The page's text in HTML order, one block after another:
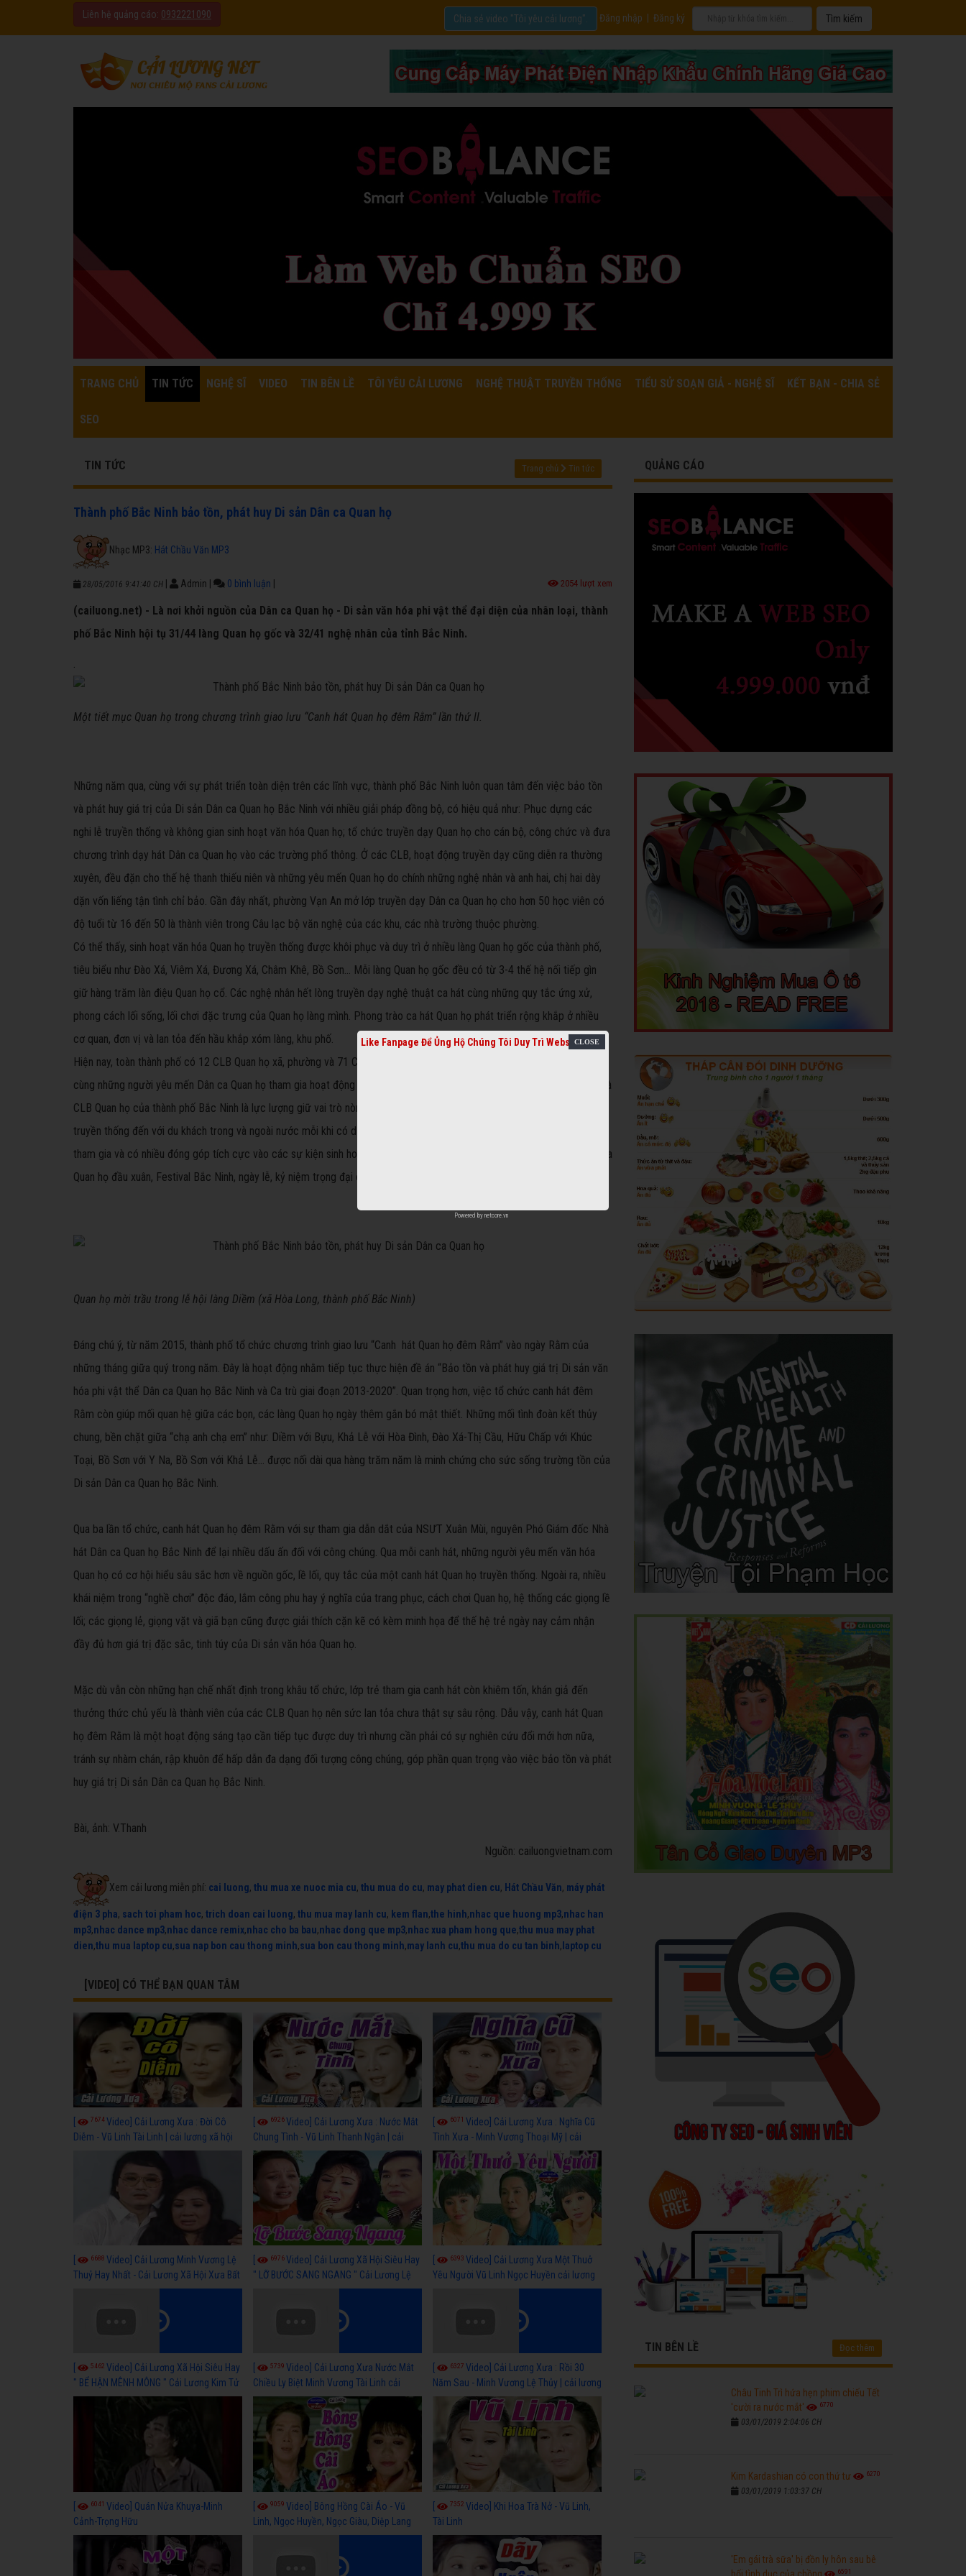
Liên hệ quảng cáo: 0932221090 Đăng nhập Đăng ký
Chia sẻ video "Tôi yêu cải lương".
TRANG CHỦ TIN TỨC NGHỆ SĨ VIDEO TIN BÊN LỀ TÔI YÊU CẢI LƯƠNG NGHỆ THUẬT TRUYỀN THỐNG TIỂU SỬ SOẠN GIẢ - NGHỆ SĨ KẾT BẠN - CHIA SẺ
SEO
TIN TỨC Trang chủ Tin tức
Thành phố Bắc Ninh bảo tồn, phát huy Di sản Dân ca Quan họ
Nhạc MP3: Hát Chầu Văn MP3
28/05/2016 9:41:40 CH Admin 0 bình luận 2054 lượt xem
(cailuong.net) - Là nơi khởi nguồn của Dân ca Quan họ - Di sản văn hóa phi vật thể đại diện của nhân loại, thành
phố Bắc Ninh hội tụ 31/44 làng Quan họ gốc và 32/41 nghệ nhân của tỉnh Bắc Ninh.
.
Một tiết mục Quan họ trong chương trình giao lưu “Canh hát Quan họ đêm Rằm” lần thứ II.
Những năm qua, cùng với sự phát triển toàn diện trên các lĩnh vực, thành phố Bắc Ninh luôn quan tâm đến việc bảo tồn
và phát huy giá trị của Di sản Dân ca Quan họ Bắc Ninh với nhiều giải pháp đồng bộ, có hiệu quả như: Phục dựng các
nghi lễ truyền thống và không gian sinh hoạt văn hóa Quan họ; tổ chức truyền dạy Quan họ cho cán bộ, công chức và đưa
chương trình dạy hát Dân ca Quan họ vào các trường phổ thông. Ở các CLB, hoạt động truyền dạy cũng diễn ra thường
xuyên, đều đặn cho thế hệ thanh thiếu niên và những yêu mến Quan họ do chính những nghệ nhân và anh hai, chị hai dày
dặn vốn liếng tận tình chỉ bảo. Gần đây nhất, phường Vạn An mở lớp truyền dạy Dân ca Quan họ cho hơn 50 học viên có
độ tuổi từ 16 đến 50 là thành viên trong Câu lạc bộ văn nghệ của các khu, các nhà trường thuộc phường.
Có thể thấy, sinh hoạt văn hóa Quan họ truyền thống được khôi phục và duy trì ở nhiều làng Quan họ gốc của thành phố,
tiêu biểu như Đào Xá, Viêm Xá, Đương Xá, Châm Khê, Bồ Sơn… Mỗi làng Quan họ gốc đều có từ 3-4 thế hệ nối tiếp gìn
giữ hàng trăm làn điệu Quan họ cổ. Các nghệ nhân hết lòng truyền dạy nghệ thuật ca hát cùng những quy tắc ứng xử,
phong cách lối sống, lối chơi đặc trưng của Quan họ làng mình. Phong trào ca hát Quan họ phát triển rộng khắp ở nhiều
cơ quan, đơn vị và lan tỏa đến hầu khắp xóm làng, khu phố.
Hiện nay, toàn thành phố có 12 CLB Quan họ xã, phường và 71 CLB Quan họ thôn, khu phố với gần 2.000 liền anh, liền chị
cùng những người yêu mến Dân ca Quan họ tham gia hoạt động thường xuyên. Chính những nghệ nhân, tổ đội văn nghệ và
CLB Quan họ của thành phố Bắc Ninh là lực lượng giữ vai trò nòng cốt trong việc quảng bá, giới thiệu nghề chơi Quan họ
truyền thống đến với du khách trong và ngoài nước mỗi khi có dịp thăm miền Kinh Bắc. Họ cũng là lực lượng chủ yếu
tham gia và có nhiều đóng góp tích cực vào các sự kiện sinh hoạt văn hóa nghệ thuật lớn của tỉnh như: Hội thi hát Dân ca
Quan họ đầu xuân, Festival Bắc Ninh, ngày lễ, kỷ niệm trọng đại của tỉnh cũng như thành phố…
Quan họ mời trầu trong lễ hội làng Diềm (xã Hòa Long, thành phố Bắc Ninh)
Đáng chú ý, từ năm 2015, thành phố tổ chức chương trình giao lưu “Canh hát Quan họ đêm Rằm” vào ngày Rằm của
những tháng giữa quý trong năm. Đây là hoạt động nhằm tiếp tục thực hiện đề án “Bảo tồn và phát huy giá trị Di sản văn
hóa phi vật thể Dân ca Quan họ Bắc Ninh và Ca trù giai đoạn 2013-2020”. Quan trọng hơn, việc tổ chức canh hát đêm
Rằm còn giúp mối quan hệ giữa các bọn, các làng Quan họ ngày thêm gắn bó mật thiết. Những mối tình đoàn kết thủy
chung, bền chặt giữa “chạ anh chạ em” như: Diềm với Bựu, Khả Lễ với Hòa Đình, Đào Xá-Thị Cầu, Hữu Chấp với Khúc
Toại, Bồ Sơn với Y Na, Bồ Sơn với Khả Lễ… được nối dài qua hàng trăm năm là minh chứng cho sức sống trường tồn của
Di sản Dân ca Quan họ Bắc Ninh.
Qua ba lần tổ chức, canh hát Quan họ đêm Rằm với sự tham gia dẫn dắt của NSƯT Xuân Mùi, nguyên Phó Giám đốc Nhà
hát Dân ca Quan họ Bắc Ninh để lại nhiều dấu ấn đối với công chúng. Qua mỗi canh hát, những người yêu mến văn hóa
Quan họ có cơ hội hiểu sâu sắc hơn về nguồn gốc, lề lối, quy tắc của một canh hát Quan họ truyền thống. Ngoài ra, nhiều
khái niệm trong “nghề chơi” độc đáo, lắm công phu hay ý nghĩa của trang phục, cách chơi Quan họ, hệ thống các giọng lề
lối; các giọng lẻ, giọng vặt và giã bạn cũng được giải thích cặn kẽ có kèm minh họa để thế hệ trẻ ngày nay cảm nhận
đầy đủ hơn giá trị đặc sắc, tinh túy của Di sản văn hóa Quan họ.
Mặc dù vẫn còn những hạn chế nhất định trong khâu tổ chức, lớp trẻ tham gia canh hát còn khiêm tốn, khán giả đến
thưởng thức chủ yếu là thành viên của các CLB Quan họ nên sức lan tỏa chưa thật sự sâu rộng. Dẫu vậy, canh hát Quan
họ đêm Rằm là một hoạt động sáng tạo cần tiếp tục được duy trì nhưng cần phải có sự nghiên cứu đổi mới hơn nữa,
tránh sự nhàm chán, rập khuôn để hấp dẫn đa dạng đối tượng công chúng, góp phần quan trọng vào việc bảo tồn và phát
huy giá trị Di sản Dân ca Quan họ Bắc Ninh.
Bài, ảnh: V.Thanh
Nguồn: cailuongvietnam.com
Xem cải lương miễn phí: cai luong, thu mua xe nuoc mia cu, thu mua do cu, may phat dien cu, Hát Chầu Văn, máy phát
điện 3 pha, sach toi pham hoc, trich doan cai luong, thu mua may lanh cu, kem flan,the hinh,nhac que huong mp3,nhac han
mp3,nhac dance mp3,nhac dance remix,nhac cho ba bau,nhac dong que mp3,nhac xua pham hong que,thu mua may phat
dien,thu mua laptop cu,sua nap bon cau thong minh,sua bon cau thong minh,may lanh cu,thu mua do cu tan binh, laptop cu
[VIDEO] CÓ THỂ BẠN QUAN TÂM
7674Video] Cải Lương Xưa : Đời Cô
Diễm - Vũ Linh Tài Linh | cải lương xã hội
6926Video] Cải Lương Xưa : Nước Mắt
Chung Tình - Vũ Linh Thanh Ngân | cải
lương xã hội hay nhất
6071 Video] Cải Lương Xưa : Nghĩa Cũ
Tình Xưa - Minh Vương Thoại Mỹ | cải
lương xã hội hay nhất
6688 Video] Cải Lương Minh Vương Lệ
Thuỷ Hay Nhất - Cải Lương Xã Hội Xưa Bất
6976Video] Cải Lương Xã Hội Siêu Hay
" LỠ BƯỚC SANG NGANG " Cải Lương Lệ
Thuỷ, Thanh Tuấn, Hồng Nga
6393 Video] Cải Lương Xưa Một Thuở
Yêu Người Vũ Linh Ngọc Huyền cải lương
5462 Video] Cải Lương Xã Hội Siêu Hay
" BỂ HẬN MÊNH MÔNG " Cải Lương Kim Tử
Long, Thanh Ngân Hay Nhất
5739 Video] Cải Lương Xưa Nước Mắt
Chiều Ly Biệt Minh Vương Tài Linh cải
lương xã hội hay nhất
6327 Video] Cải Lương Xưa : Rồi 30
Năm Sau - Minh Vương Lệ Thủy | cải lương
xã hội hay nhất
[ 6041 Video] Quán Nửa Khuya-Minh
Cảnh-Trọng Hữu
[ 9059 Video] Bông Hồng Cài Áo - Vũ
Linh, Ngọc Huyền, Ngọc Giàu, Diệp Lang
[ 7352 Video] Khi Hoa Trà Nở - Vũ Linh,
Tài Linh
QUẢNG CÁO
TIN BÊN LỀ Đọc thêm
Châu Tinh Trì hứa hẹn phim chiếu Tết
'cười ra nước mắt'
6770
03/01/2019 2:04:06 CH
Kim Kardashian có con thứ tư 6270
03/01/2019 1:03:37 CH
'Em gái trà sữa' bị đồn ly hôn sau bê
6591
Like Fanpage Để Ủng Hộ Chúng Tôi Duy Trì Website
Powered by netcore.vn